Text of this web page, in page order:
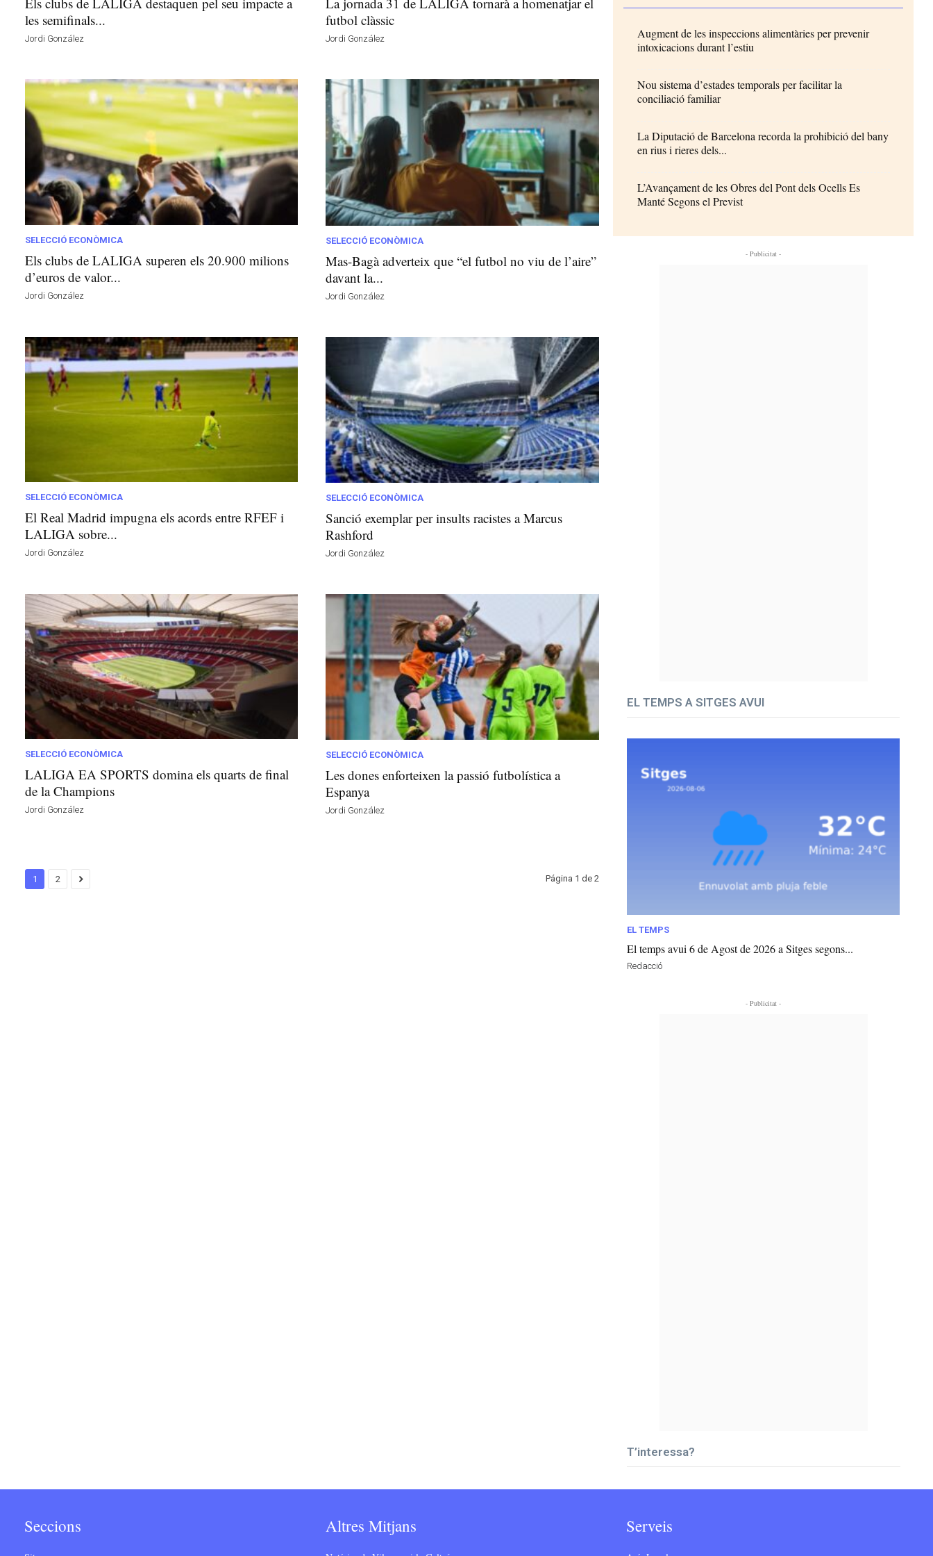
les semifinals...
Jordi González
futbol clàssic
Jordi González
SELECCIÓ ECONÒMICA
Els clubs de LALIGA superen els 20.900 milions
d’euros de valor...
Jordi González
SELECCIÓ ECONÒMICA
Mas-Bagà adverteix que “el futbol no viu de l’aire”
davant la...
Jordi González
SELECCIÓ ECONÒMICA
El Real Madrid impugna els acords entre RFEF i
LALIGA sobre...
Jordi González
SELECCIÓ ECONÒMICA
Sanció exemplar per insults racistes a Marcus
Rashford
Jordi González
SELECCIÓ ECONÒMICA
LALIGA EA SPORTS domina els quarts de final
de la Champions
Jordi González
SELECCIÓ ECONÒMICA
Les dones enforteixen la passió futbolística a
Espanya
Jordi González
1 2 Página 1 de 2
Augment de les inspeccions alimentàries per prevenir
intoxicacions durant l’estiu
Nou sistema d’estades temporals per facilitar la
conciliació familiar
La Diputació de Barcelona recorda la prohibició del bany
en rius i rieres dels...
L’Avançament de les Obres del Pont dels Ocells Es
Manté Segons el Previst
- Publicitat -
EL TEMPS A SITGES AVUI
EL TEMPS
El temps avui 6 de Agost de 2026 a Sitges segons...
Redacció
- Publicitat -
T’interessa?
Seccions Altres Mitjans Serveis